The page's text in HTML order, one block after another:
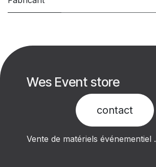
Wes Event store
contact​
Vente de matériels événementiel .